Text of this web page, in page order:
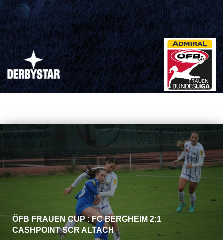
ÖFB FRAUEN CUP : FC BERGHEIM 2:1
CASHPOINT SCR ALTACH